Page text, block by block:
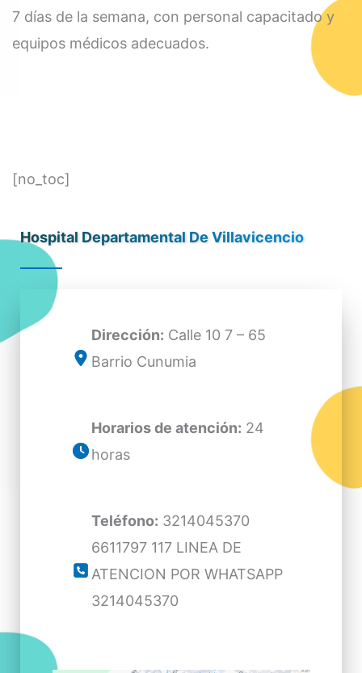
7 días de la semana, con personal capacitado y
equipos médicos adecuados.
[no_toc]
Hospital Departamental De Villavicencio
Dirección: Calle 10 7 – 65
Barrio Cunumia
Horarios de atención: 24
horas
Teléfono: 3214045370
6611797 117 LINEA DE
ATENCION POR WHATSAPP
3214045370